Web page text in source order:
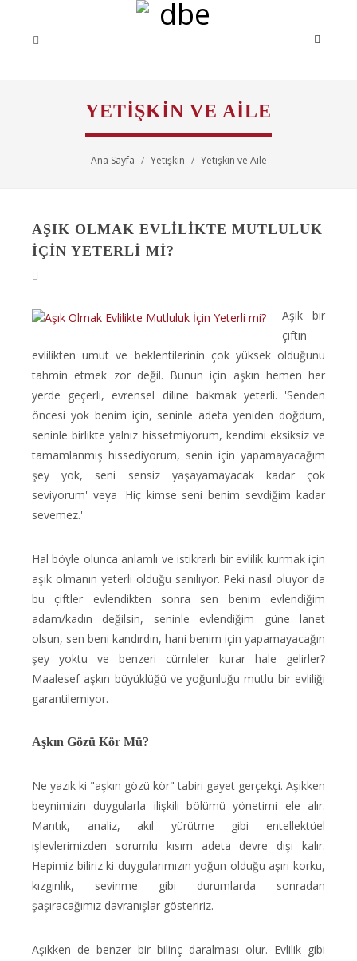
YETIŞKIN VE AILE
Ana Sayfa Yetişkin Yetişkin ve Aile
AŞIK OLMAK EVLILIKTE MUTLULUK
İÇIN YETERLI MI?
Aşık bir
çiftin
evlilikten umut ve beklentilerinin çok yüksek olduğunu
tahmin etmek zor değil. Bunun için aşkın hemen her
yerde geçerli, evrensel diline bakmak yeterli. 'Senden
öncesi yok benim için, seninle adeta yeniden doğdum,
seninle birlikte yalnız hissetmiyorum, kendimi eksiksiz ve
tamamlanmış hissediyorum, senin için yapamayacağım
şey yok, seni sensiz yaşayamayacak kadar çok
seviyorum' veya 'Hiç kimse seni benim sevdiğim kadar
sevemez.'
Hal böyle olunca anlamlı ve istikrarlı bir evlilik kurmak için
aşık olmanın yeterli olduğu sanılıyor. Peki nasıl oluyor da
bu çiftler evlendikten sonra sen benim evlendiğim
adam/kadın değilsin, seninle evlendiğim güne lanet
olsun, sen beni kandırdın, hani benim için yapamayacağın
şey yoktu ve benzeri cümleler kurar hale gelirler?
Maalesef aşkın büyüklüğü ve yoğunluğu mutlu bir evliliği
garantilemiyor.
Aşkın Gözü Kör Mü?
Ne yazık ki "aşkın gözü kör" tabiri gayet gerçekçi. Aşıkken
beynimizin duygularla ilişkili bölümü yönetimi ele alır.
Mantık, analiz, akıl yürütme gibi entellektüel
işlevlerimizden sorumlu kısım adeta devre dışı kalır.
Hepimiz biliriz ki duygularımızın yoğun olduğu aşırı korku,
kızgınlık, sevinme gibi durumlarda sonradan
şaşıracağımız davranışlar gösteririz.
Aşıkken de benzer bir bilinç daralması olur. Evlilik gibi